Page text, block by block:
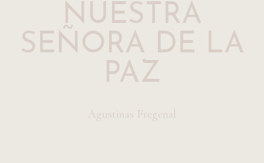
NUESTRA
SEÑORA DE LA
PAZ
Agustinas Fregenal